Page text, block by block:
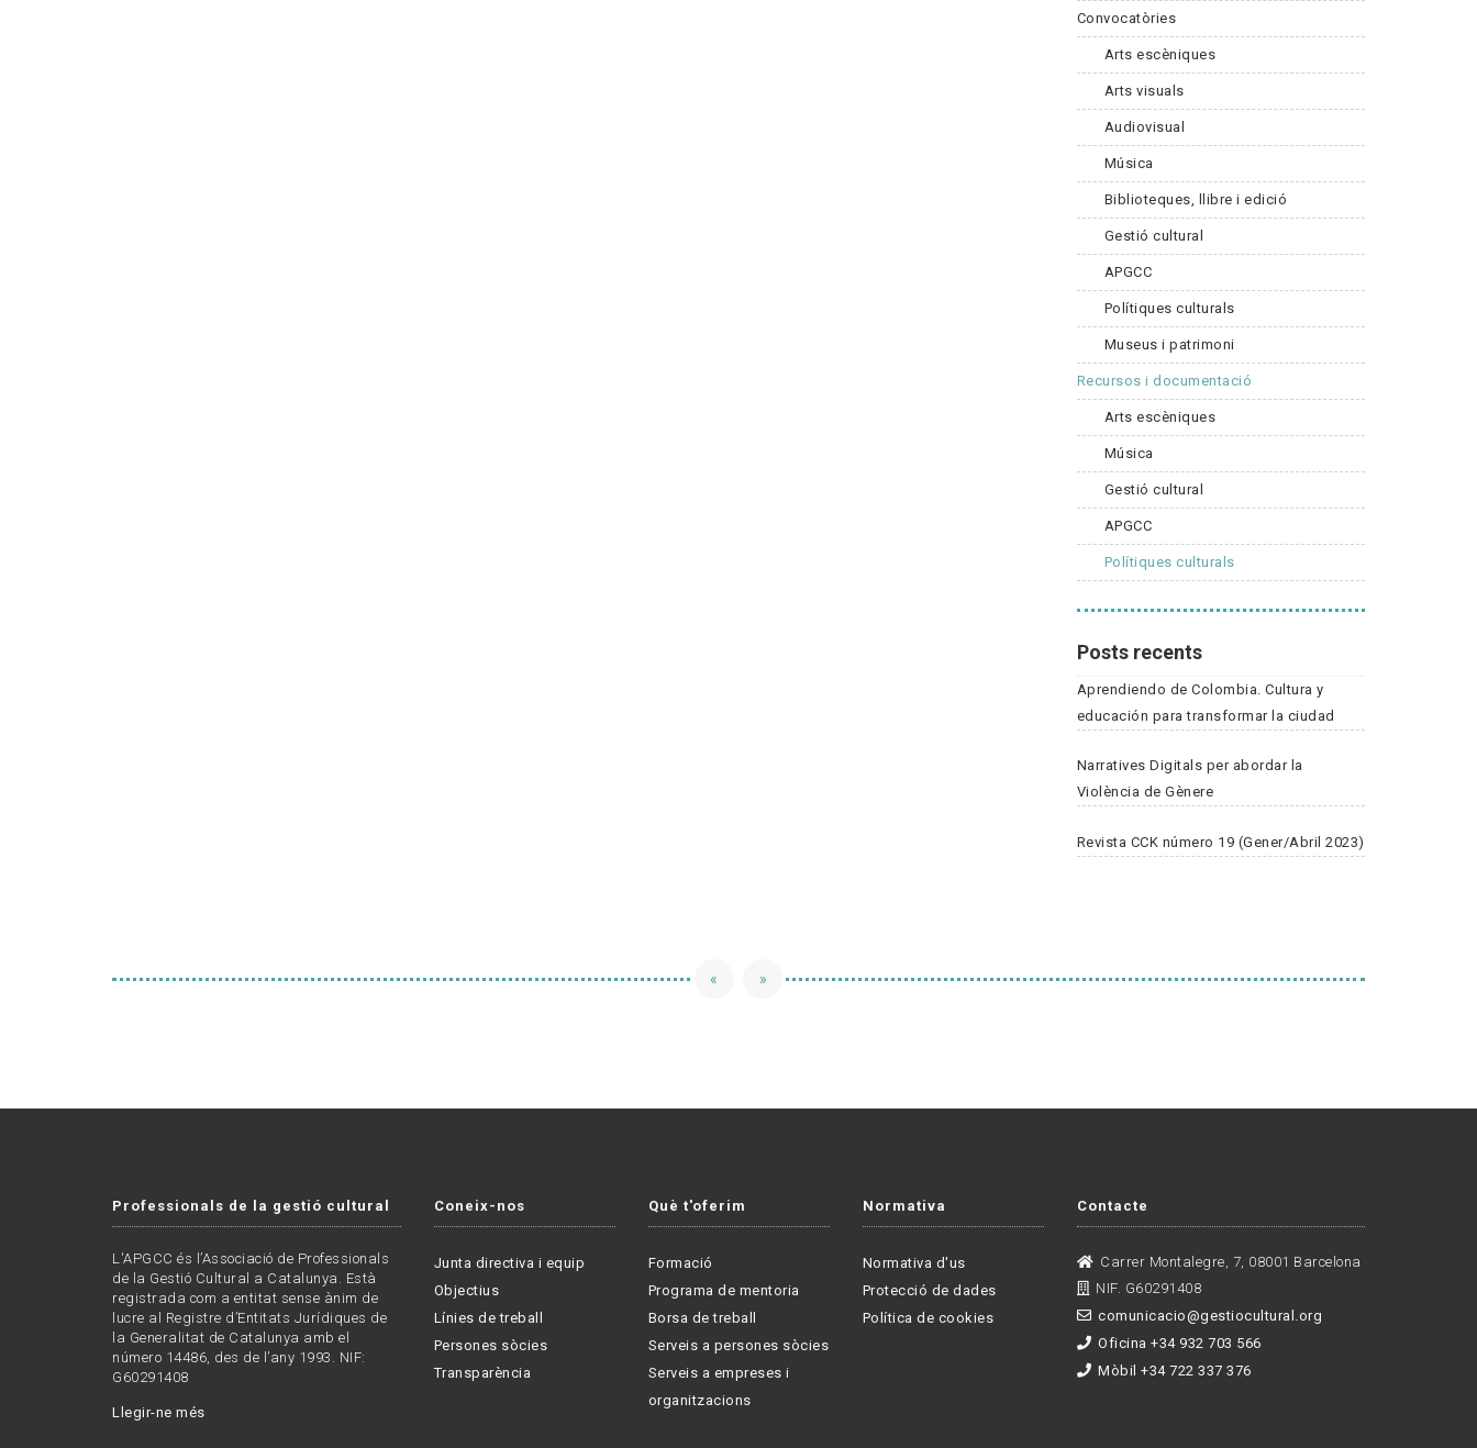
Convocatòries
Arts escèniques
Arts visuals
Audiovisual
Música
Biblioteques, llibre i edició
Gestió cultural
APGCC
Polítiques culturals
Museus i patrimoni
Recursos i documentació
Arts escèniques
Música
Gestió cultural
APGCC
Polítiques culturals
Posts recents
Aprendiendo de Colombia. Cultura y
educación para transformar la ciudad
Narratives Digitals per abordar la
Violència de Gènere
Revista CCK número 19 (Gener/Abril 2023)
« »
Professionals de la gestió cultural
L'APGCC és l’Associació de Professionals
de la Gestió Cultural a Catalunya. Està
registrada com a entitat sense ànim de
lucre al Registre d’Entitats Jurídiques de
la Generalitat de Catalunya amb el
número 14486, des de l’any 1993. NIF:
G60291408
Llegir-ne més
Coneix-nos
Junta directiva i equip
Objectius
Línies de treball
Persones sòcies
Transparència
Què t'oferim
Formació
Programa de mentoria
Borsa de treball
Serveis a persones sòcies
Serveis a empreses i
organitzacions
Normativa
Normativa d'us
Protecció de dades
Política de cookies
Contacte
Carrer Montalegre, 7, 08001 Barcelona
NIF. G60291408
comunicacio@gestiocultural.org
Oficina +34 932 703 566
Mòbil +34 722 337 376